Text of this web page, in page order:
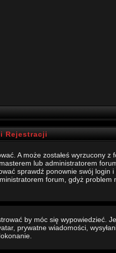
Rejestracji
A może zostałeś wyrzucony z
lub administratorem
sprawdź ponownie swój login i
forum, gdyż problem
by móc się wypowiedzieć.
prywatne wiadomości,